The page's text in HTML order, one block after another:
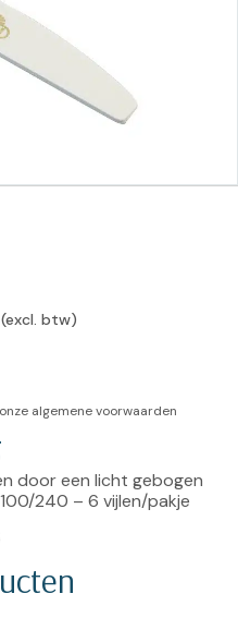
btw)
algemene voorwaarden
door een licht gebogen
240 – 6 vijlen/pakje